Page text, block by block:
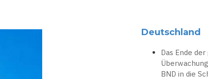
Deutschland
Das Ende
BND in die